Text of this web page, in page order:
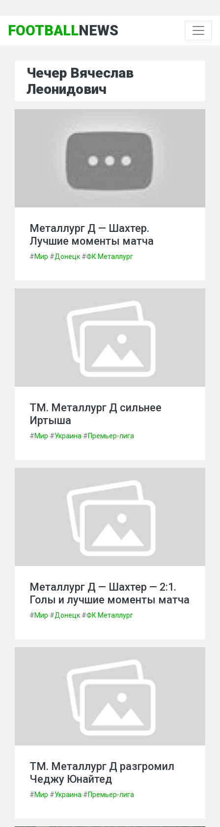
FOOTBALLNEWS
Чечер Вячеслав
Леонидович
Металлург Д — Шахтер.
Лучшие моменты матча
#Мир #Донецк #ФК Металлург
ТМ. Металлург Д сильнее
Иртыша
#Мир #Украина #Премьер-лига
Металлург Д — Шахтер — 2:1.
Голы и лучшие моменты матча
#Мир #Донецк #ФК Металлург
ТМ. Металлург Д разгромил
Чеджу Юнайтед
#Мир #Украина #Премьер-лига